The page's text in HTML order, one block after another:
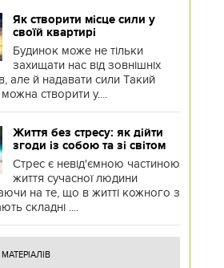
Як створити місце сили у
своїй квартирі
Будинок може не тільки
захищати нас від зовнішніх
але й надавати сили Такий
створити у....
Життя без стресу: як дійти
згоди із собою та зі світом
Стрес є невід'ємною частиною
життя сучасної людини
на те, що в житті кожного з
складні ....